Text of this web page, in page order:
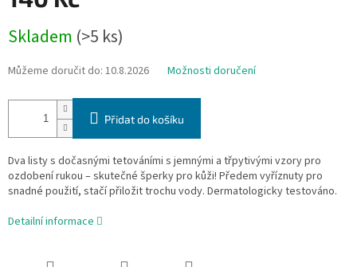
cena:
Skladem (>5 ks)
Můžeme doručit do: 10.8.2026 Možnosti doručení
Přidat do košíku
Dva listy s dočasnými tetováními s jemnými a třpytivými vzory pro
ozdobení rukou – skutečné šperky pro kůži! Předem vyříznuty pro
snadné použití, stačí přiložit trochu vody. Dermatologicky testováno.
Detailní informace